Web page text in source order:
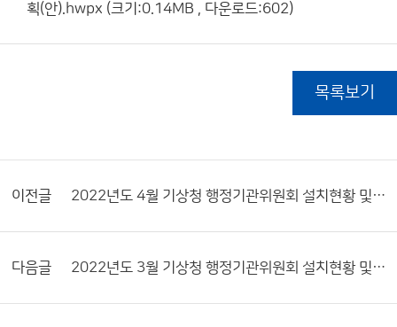
획(안).hwpx (크기:0.14MB , 다운로드:602)
목록보기
이전글 2022년도 4월 기상청 행정기관위원회 설치현황 및 활동내역서
다음글 2022년도 3월 기상청 행정기관위원회 설치현황 및 활동내역서